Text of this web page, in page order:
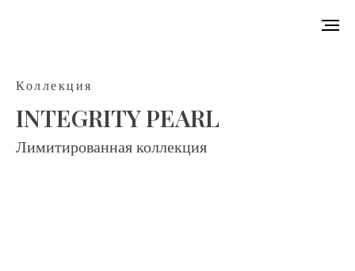
Коллекция
INTEGRITY PEARL
Лимитированная коллекция